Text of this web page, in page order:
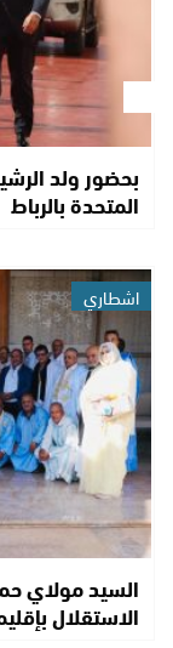
بحضور ولد
المتحدة بالرباط
اشطاري
السيد مولاي
الاستقلال